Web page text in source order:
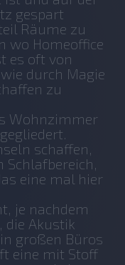
gespart
Räume zu
wo Homeoffice
es oft von
wie durch Magie
zu
Wohnzimmer
schaffen,
Schlafbereich,
eine mal hier
je nachdem
die Akustik
großen Büros
eine mit Stoff